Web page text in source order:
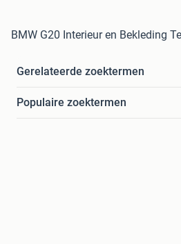
BMW G20 Interieur en Bekleding
Gerelateerde zoektermen
Populaire zoektermen